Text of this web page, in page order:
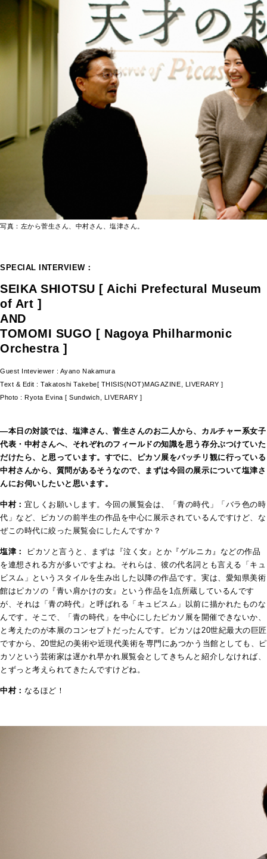
写真：左から菅生さん、中村さん、塩津さん。
SPECIAL INTERVIEW：
SEIKA SHIOTSU [ Aichi Prefectural Museum
of Art ]
AND
TOMOMI SUGO [ Nagoya Philharmonic
Orchestra ]
Guest Inteviewer : Ayano Nakamura
Text & Edit : Takatoshi Takebe[ THISIS(NOT)MAGAZINE, LIVERARY ]
Photo : Ryota Evina [ Sundwich, LIVERARY ]
―本日の対談では、塩津さん、菅生さんのお二人から、カルチャー系女子
代表・中村さんへ、それぞれのフィールドの知識を思う存分ぶつけていた
だけたら、と思っています。すでに、ピカソ展をバッチリ観に行っている
中村さんから、質問があるそうなので、まずは今回の展示について塩津さ
んにお伺いしたいと思います。
中村： 宜しくお願いします。今回の展覧会は、「青の時代」「バラ色の時
代」など、ピカソの前半生の作品を中心に展示されているんですけど、な
ぜこの時代に絞った展覧会にしたんですか？
塩津：
ピカソと言うと、まずは『泣く女』とか『ゲルニカ』などの作品
を連想される方が多いですよね。それらは、彼の代名詞とも言える「キュ
ビスム」というスタイルを生み出した以降の作品です。実は、愛知県美術
館はピカソの『青い肩かけの女』という作品を1点所蔵しているんです
が、それは「青の時代」と呼ばれる「キュビスム」以前に描かれたものな
んです。そこで、「青の時代」を中心にしたピカソ展を開催できないか、
と考えたのが本展のコンセプトだったんです。ピカソは20世紀最大の巨匠
ですから、20世紀の美術や近現代美術を専門にあつかう当館としても、ピ
カソという芸術家は遅かれ早かれ展覧会としてきちんと紹介しなければ、
とずっと考えられてきたんですけどね。
中村： なるほど！